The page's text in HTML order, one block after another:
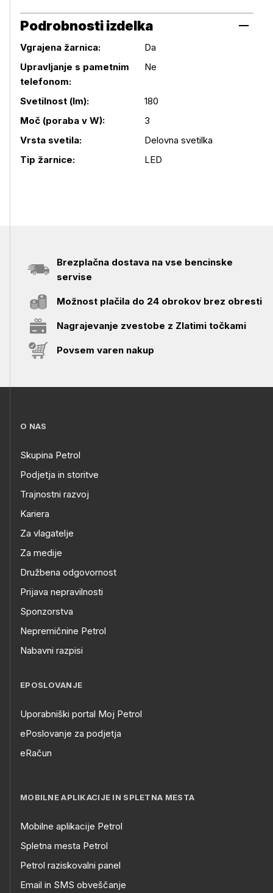
Podrobnosti izdelka
Podrobnosti izdelka
Vgrajena žarnica:
Da
Upravljanje s pametnim
telefonom:
Ne
Svetilnost (lm):
180
Moč (poraba v W):
3
Vrsta svetila:
Delovna svetilka
Tip žarnice:
LED
Brezplačna dostava na vse bencinske
servise
Možnost plačila do 24 obrokov brez obresti
Nagrajevanje zvestobe z Zlatimi točkami
Povsem varen nakup
O NAS
Skupina Petrol
Podjetja in storitve
Trajnostni razvoj
Kariera
Za vlagatelje
Za medije
Družbena odgovornost
Prijava nepravilnosti
Sponzorstva
Nepremičnine Petrol
Nabavni razpisi
EPOSLOVANJE
Uporabniški portal Moj Petrol
ePoslovanje za podjetja
eRačun
MOBILNE APLIKACIJE IN SPLETNA MESTA
Mobilne aplikacije Petrol
Spletna mesta Petrol
Petrol raziskovalni panel
Email in SMS obveščanje